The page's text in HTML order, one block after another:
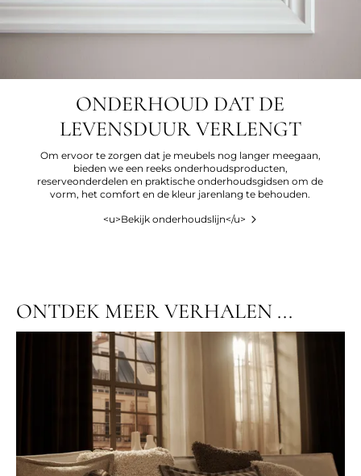
ONDERHOUD DAT DE
LEVENSDUUR VERLENGT
Om ervoor te zorgen dat je meubels nog langer meegaan,
bieden we een reeks onderhoudsproducten,
reserveonderdelen en praktische onderhoudsgidsen om de
vorm, het comfort en de kleur jarenlang te behouden.
<u>Bekijk onderhoudslijn</u>
ONTDEK MEER VERHALEN ...